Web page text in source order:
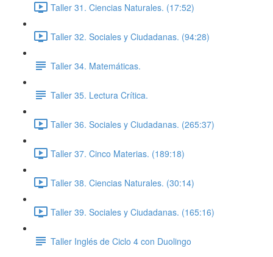
Taller 31. Ciencias Naturales. (17:52)
Taller 32. Sociales y Ciudadanas. (94:28)
Taller 34. Matemáticas.
Taller 35. Lectura Crítica.
Taller 36. Sociales y Ciudadanas. (265:37)
Taller 37. Cinco Materias. (189:18)
Taller 38. Ciencias Naturales. (30:14)
Taller 39. Sociales y Ciudadanas. (165:16)
Taller Inglés de Ciclo 4 con Duolingo